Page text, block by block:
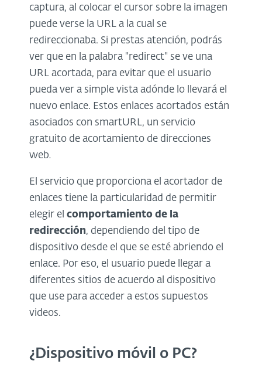
captura, al colocar el cursor sobre la imagen
puede verse la URL a la cual se
redireccionaba. Si prestas atención, podrás
ver que en la palabra "redirect" se ve una
URL acortada, para evitar que el usuario
pueda ver a simple vista adónde lo llevará el
nuevo enlace. Estos enlaces acortados están
asociados con smartURL, un servicio
gratuito de acortamiento de direcciones
web.
El servicio que proporciona el acortador de
enlaces tiene la particularidad de permitir
elegir el comportamiento de la
redirección, dependiendo del tipo de
dispositivo desde el que se esté abriendo el
enlace. Por eso, el usuario puede llegar a
diferentes sitios de acuerdo al dispositivo
que use para acceder a estos supuestos
videos.
¿Dispositivo móvil o PC?